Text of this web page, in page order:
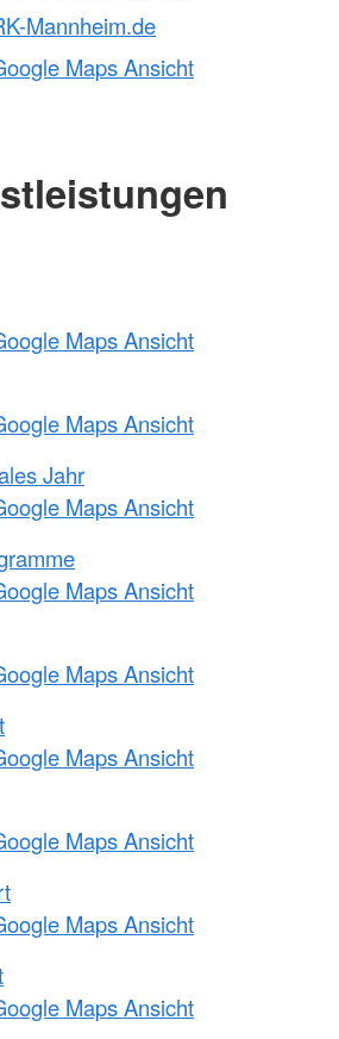
Mannheim.de
Maps Ansicht
Maps Ansicht
Maps Ansicht
Jahr
Maps Ansicht
Maps Ansicht
Maps Ansicht
Maps Ansicht
Maps Ansicht
Maps Ansicht
Maps Ansicht